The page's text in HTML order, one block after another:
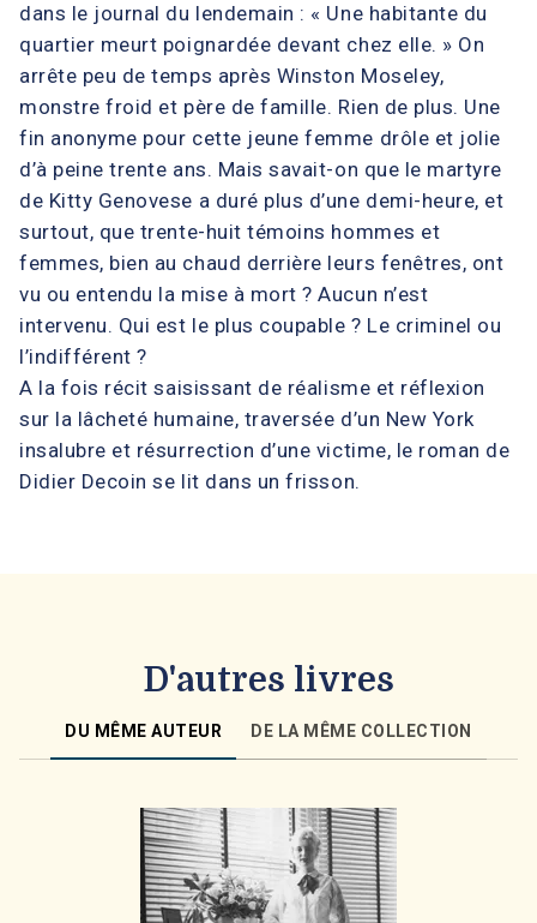
dans le journal du lendemain : « Une habitante du
quartier meurt poignardée devant chez elle. » On
arrête peu de temps après Winston Moseley,
monstre froid et père de famille. Rien de plus. Une
fin anonyme pour cette jeune femme drôle et jolie
d’à peine trente ans. Mais savait-on que le martyre
de Kitty Genovese a duré plus d’une demi-heure, et
surtout, que trente-huit témoins hommes et
femmes, bien au chaud derrière leurs fenêtres, ont
vu ou entendu la mise à mort ? Aucun n’est
intervenu. Qui est le plus coupable ? Le criminel ou
l’indifférent ?
A la fois récit saisissant de réalisme et réflexion
sur la lâcheté humaine, traversée d’un New York
insalubre et résurrection d’une victime, le roman de
Didier Decoin se lit dans un frisson.
D'autres livres
DU MÊME AUTEUR DE LA MÊME COLLECTION